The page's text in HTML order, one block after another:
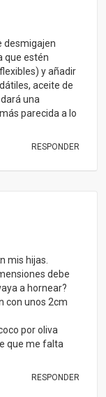
desmigajen
que estén
y añadir
aceite de
una
parecida a lo
RESPONDER
mis hijas.
debe
a hornear?
con unos 2cm
por oliva
que me falta
RESPONDER